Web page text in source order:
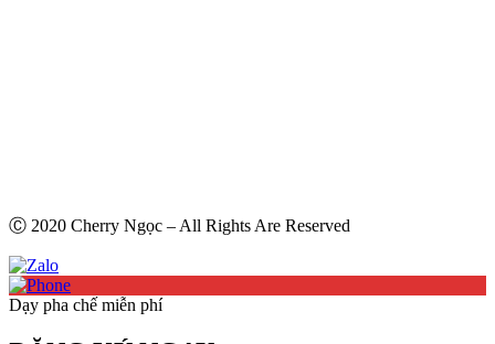
Ⓒ 2020 Cherry Ngọc – All Rights Are Reserved
Dạy pha chế miễn phí